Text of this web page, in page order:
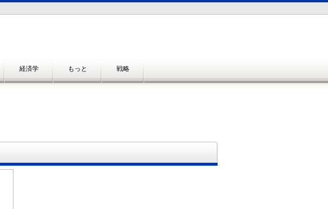
経済学 もっと 戦略